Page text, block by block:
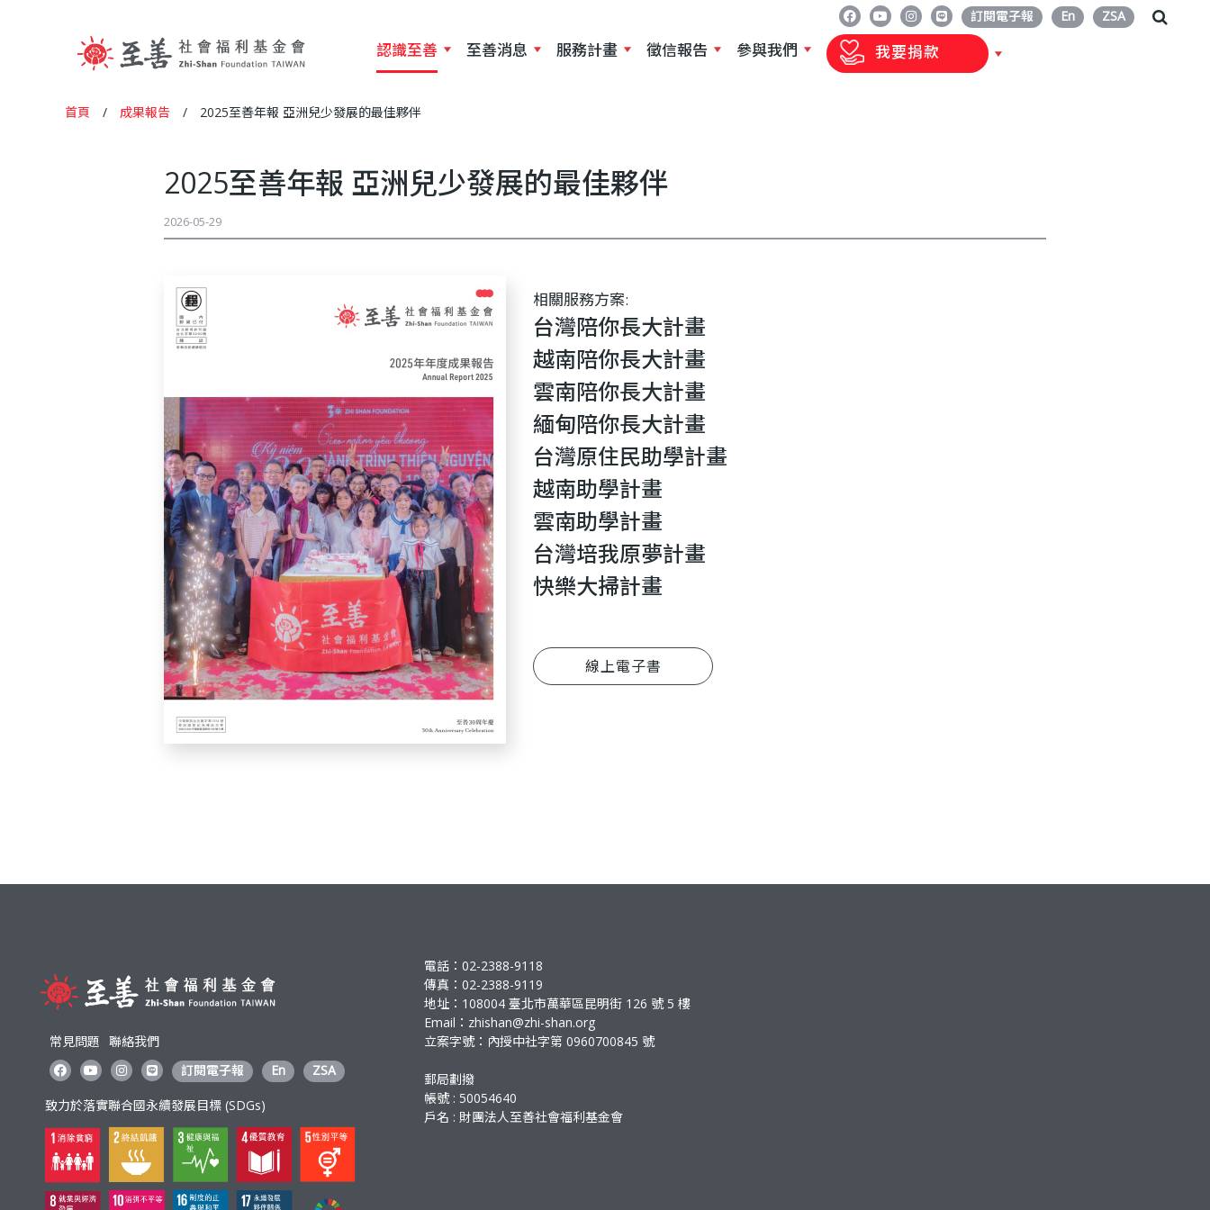
訂閱電子報 En ZSA
至
認識至善 至善消息 服務計畫 徵信報告 參與我們 我要捐款
首頁 / 成果報告 / 2025至善年報 亞洲兒少發展的最佳夥伴
2025至善年報 亞洲兒少發展的最佳夥伴
2026-05-29
相關服務方案:
台灣陪你長大計畫
越南陪你長大計畫
雲南陪你長大計畫
緬甸陪你長大計畫
台灣原住民助學計畫
越南助學計畫
雲南助學計畫
台灣培我原夢計畫
快樂大掃計畫
線上電子書
常見問題 聯絡我們
訂閱電子報
En ZSA
致力於落實聯合國永續發展目標 (SDGs)
電話：02-2388-9118
傳真：02-2388-9119
地址：108004 臺北市萬華區昆明街 126 號 5 樓
Email： zhishan@zhi-shan.org
立案字號：內授中社字第 0960700845 號
郵局劃撥
帳號 : 50054640
戶名 : 財團法人至善社會福利基金會